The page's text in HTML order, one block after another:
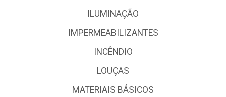
ILUMINAÇÃO
IMPERMEABILIZANTES
INCÊNDIO
LOUÇAS
MATERIAIS BÁSICOS